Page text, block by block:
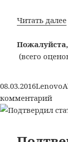
Читать далее
(всего
Опубликовано
08.03.2016Рубрики
Lenovo
комментарийк